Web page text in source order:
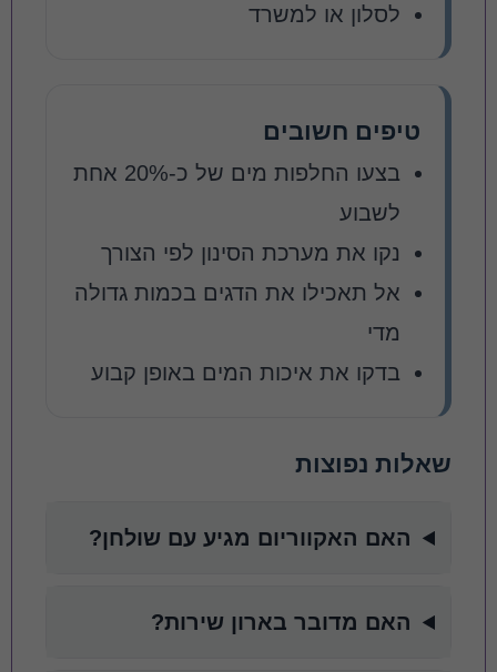
לסלון או למשרד
טיפים חשובים
בצעו החלפות מים של כ-20% אחת
לשבוע
נקו את מערכת הסינון לפי הצורך
אל תאכילו את הדגים בכמות גדולה
מדי
בדקו את איכות המים באופן קבוע
שאלות נפוצות
האם האקווריום מגיע עם שולחן?
האם מדובר בארון שירות?